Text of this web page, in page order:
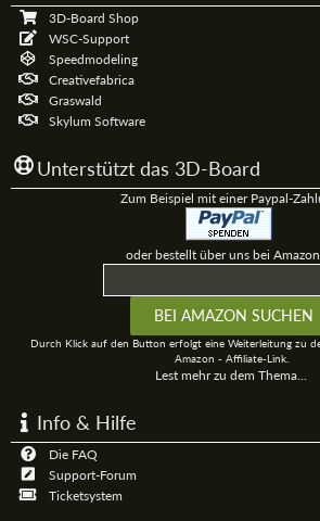
3D-Board Shop
WSC-Support
Speedmodeling
Creativefabrica
Graswald
Skylum Software
Unterstützt das 3D-Board
Zum Beispiel mit einer Paypal-
oder bestellt über uns bei
Durch Klick auf den Button erfolgt eine Weiterleitung zu
Amazon - Affiliate-Link.
Lest mehr zu dem Thema...
Info & Hilfe
Die FAQ
Support-Forum
Ticketsystem